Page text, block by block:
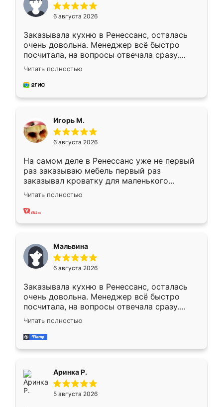
6 августа 2026
Заказывала кухню в Ренессанс, осталась
очень довольна. Менеджер всё быстро
посчитала, на вопросы отвечала сразу.
Замерщик приехал в субботу, подошёл к
делу со всей ответственностью. Собрали
за день, ребята работали аккуратно, даже
Читать полностью
Игорь М.
6 августа 2026
На самом деле в Ренессанс уже не первый
раз заказываю мебель первый раз
заказывал кроватку для маленького
ребёнка при его рождении ,во второй раз
заказал шкаф-купе. По качеству очень
хорошее сборка достаточно быстрая,
меньше, здесь же он более разнообразный.
Мне нравится ,если что-то потребуется из
мебели буду заказывать только здесь.
Читать полностью
Мальвина
6 августа 2026
Заказывала кухню в Ренессанс, осталась
очень довольна. Менеджер всё быстро
посчитала, на вопросы отвечала сразу.
Замерщик приехал в субботу, подошёл к
делу со всей ответственностью. Собрали
за день, ребята работали аккуратно, даже
Читать полностью
Аринка Р.
5 августа 2026